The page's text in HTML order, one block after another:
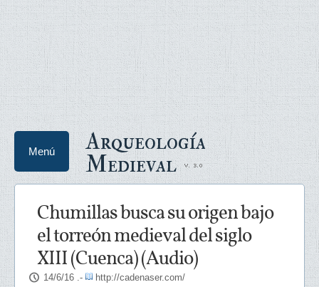
Arqueología
Medieval
Menú
Chumillas busca su origen bajo
el torreón medieval del siglo
XIII (Cuenca) (Audio)
14/6/16 .- http://cadenaser.com/